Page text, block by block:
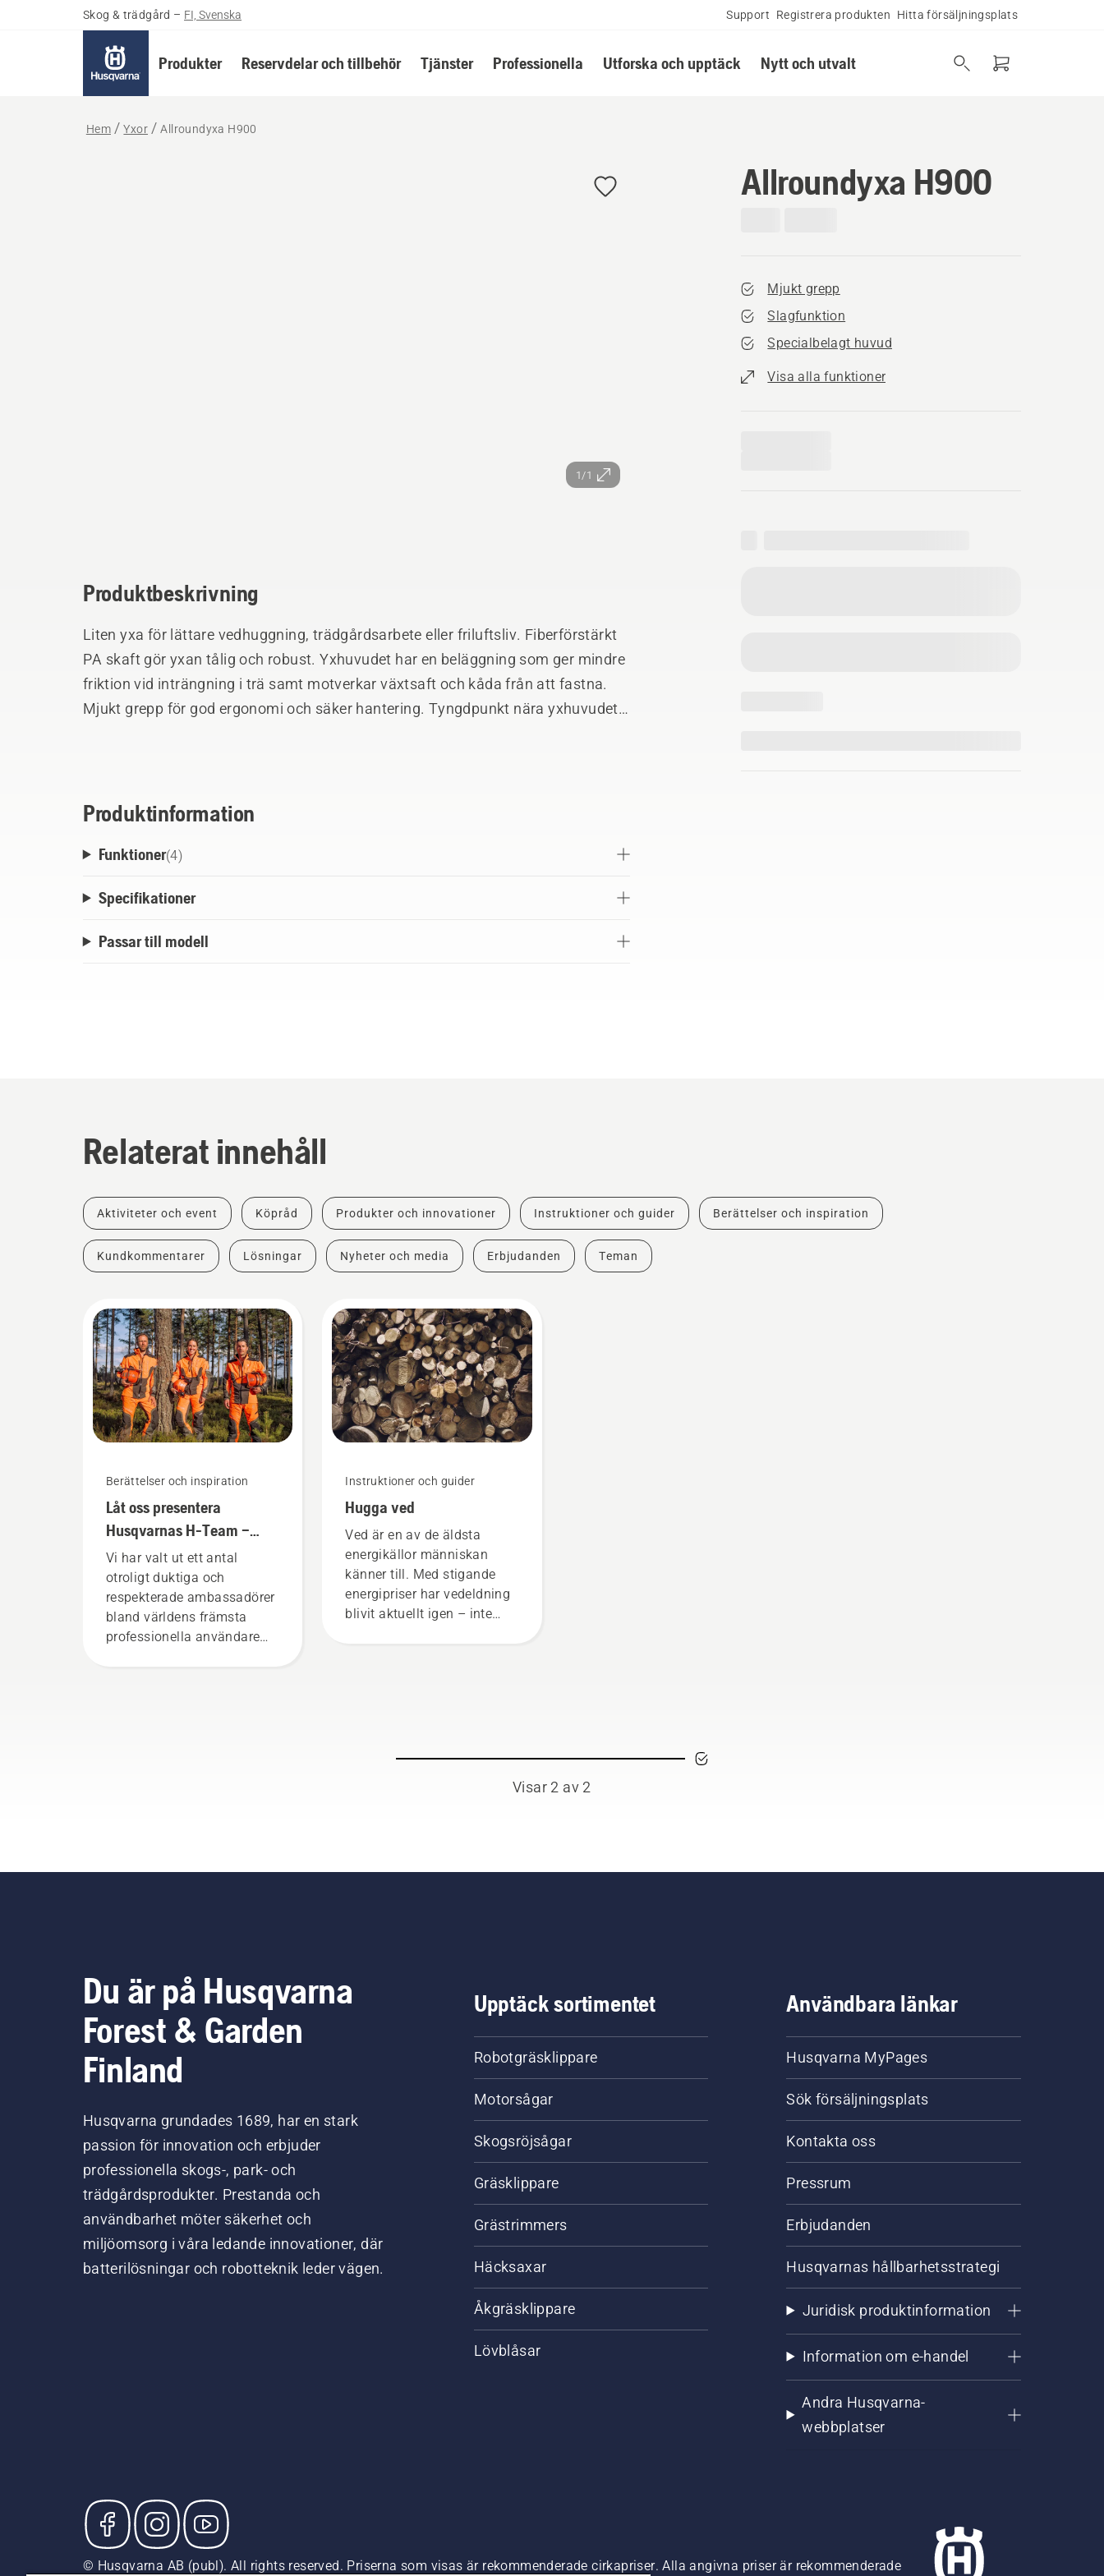
Skog & trädgård – FI, Svenska Support Registrera produkten Hitta försäljningsplats
Produkter Reservdelar och tillbehör Tjänster Professionella Utforska och upptäck Nytt och utvalt
Hem Yxor Allroundyxa H900
1/1
Allroundyxa H900
Mjukt grepp
Slagfunktion
Specialbelagt huvud
Visa alla funktioner
Produktbeskrivning
Liten yxa för lättare vedhuggning, trädgårdsarbete eller friluftsliv. Fiberförstärkt
PA skaft gör yxan tålig och robust. Yxhuvudet har en beläggning som ger mindre
friktion vid inträngning i trä samt motverkar växtsaft och kåda från att fastna.
Mjukt grepp för god ergonomi och säker hantering. Tyngdpunkt nära yxhuvudet
Produktinformation
Funktioner(4)
Specifikationer
Passar till modell
Relaterat innehåll
Aktiviteter och event Köpråd Produkter och innovationer Instruktioner och guider Berättelser och inspiration
Kundkommentarer Lösningar Nyheter och media Erbjudanden Teman
Berättelser och inspiration
Låt oss presentera
Husqvarnas H-Team –
våra mest krävande
användare
Vi har valt ut ett antal
otroligt duktiga och
respekterade ambassadörer
bland världens främsta
professionella användare
Instruktioner och guider
Hugga ved
Ved är en av de äldsta
energikällor människan
känner till. Med stigande
energipriser har vedeldning
blivit aktuellt igen – inte
Visar 2 av 2
Du är på Husqvarna
Forest & Garden
Finland
Husqvarna grundades 1689, har en stark
passion för innovation och erbjuder
professionella skogs-, park- och
trädgårdsprodukter. Prestanda och
användbarhet möter säkerhet och
miljöomsorg i våra ledande innovationer, där
batterilösningar och robotteknik leder vägen.
Upptäck sortimentet
Robotgräsklippare
Motorsågar
Skogsröjsågar
Gräsklippare
Grästrimmers
Häcksaxar
Åkgräsklippare
Lövblåsar
Användbara länkar
Husqvarna MyPages
Sök försäljningsplats
Kontakta oss
Pressrum
Erbjudanden
Husqvarnas hållbarhetsstrategi
Juridisk produktinformation
Information om e-handel
Andra Husqvarna-
webbplatser
© Husqvarna AB (publ). All rights reserved. Priserna som visas är rekommenderade cirkapriser. Alla angivna priser är rekommenderade